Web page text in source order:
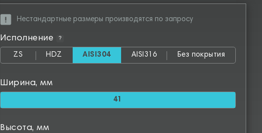
Нестандартные размеры производятся по запросу
Исполнение ?
ZS HDZ AISI304 AISI316 Без покрытия
Ширина, мм
41
Высота, мм